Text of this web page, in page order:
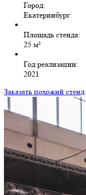
Город:
Екатеринбург
Площадь стенда:
25 м²
Год реализации:
2021
Заказать похожий стенд